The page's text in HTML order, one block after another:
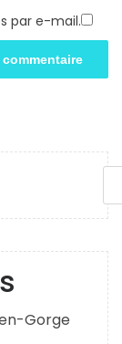
par e-mail.
Gorge